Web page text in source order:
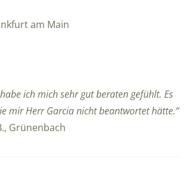
am Main
ich mich sehr gut beraten gefühlt. Es
mir Herr Garcia nicht beantwortet hätte.“
Grünenbach